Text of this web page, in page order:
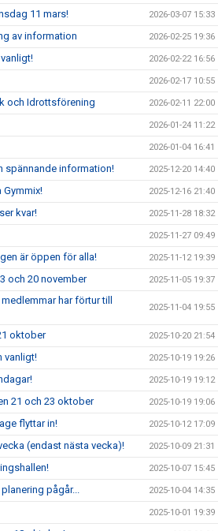
11 mars! 2026-03-07 15:33
av information 2026-02-25 19:36
2026-02-22 16:56
2026-02-17 10:55
och Idrottsförening 2026-02-11 22:00
2026-01-24 11:22
2026-01-04 16:41
spännande information! 2025-12-20 14:40
Gymmix! 2025-12-16 21:40
kvar! 2025-11-28 18:32
2025-11-27 09:49
är öppen för alla! 2025-11-12 19:39
och 20 november 2025-11-05 19:37
har förtur till
2025-11-04 19:55
oktober 2025-10-20 21:54
vanligt! 2025-10-19 19:26
2025-10-19 19:12
21 och 23 oktober 2025-10-19 19:06
flyttar in! 2025-10-12 17:09
(endast nästa vecka)! 2025-10-09 21:31
2025-10-07 15:45
pågår... 2025-10-04 14:35
2025-10-01 19:39